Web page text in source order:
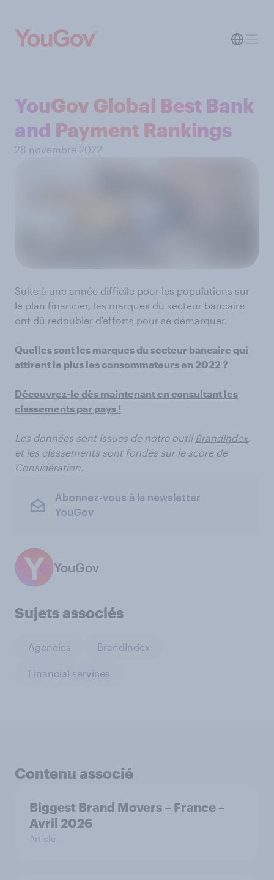
YouGov Global Best Bank
and Payment Rankings
28 novembre 2022
Suite à une année difficile pour les populations sur
le plan financier, les marques du secteur bancaire
ont dû redoubler d'efforts pour se démarquer.
Quelles sont les marques du secteur bancaire qui
attirent le plus les consommateurs en 2022 ?
Découvrez-le dès maintenant en consultant les
classements par pays !
Les données sont issues de notre outil BrandIndex,
et les classements sont fondés sur le score de
Considération.
Abonnez-vous à la newsletter
YouGov
YouGov
Sujets associés
Agencies BrandIndex
Financial services
Contenu associé
Biggest Brand Movers – France –
Avril 2026
Article